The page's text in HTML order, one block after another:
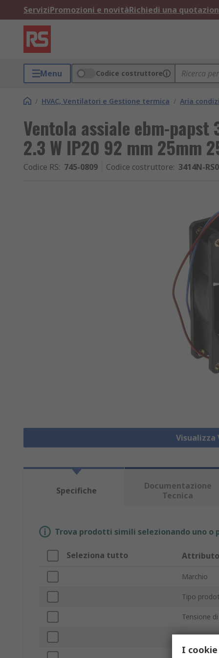
ServiziPromozioni e novitàRichiedi una
Menu Codice costruttore
/ HVAC, Ventilatori e Gestione termica / Aria
Ventola assiale ebm-
2.3 W IP20 92 mm 25mm
Codice RS: 745-0809 Codice costruttore: 3414N-RS0
Visualizza
Specifiche
Documentazione
Tecnica
Trova prodotti simili selezionando uno
Seleziona tutto Attributo
Marchio
Tipo
Tensione
Consumo
I